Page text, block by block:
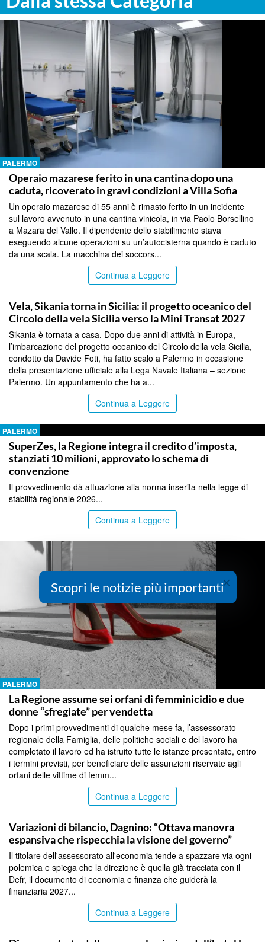
PALERMO
Operaio mazarese ferito in una cantina dopo una
caduta, ricoverato in gravi condizioni a Villa Sofia
Un operaio mazarese di 55 anni è rimasto ferito in un incidente
sul lavoro avvenuto in una cantina vinicola, in via Paolo Borsellino
a Mazara del Vallo. Il dipendente dello stabilimento stava
eseguendo alcune operazioni su un’autocisterna quando è caduto
da una scala. La macchina dei soccors...
Continua a Leggere
Vela, Sikania torna in Sicilia: il progetto oceanico del
Circolo della vela Sicilia verso la Mini Transat 2027
Sikania è tornata a casa. Dopo due anni di attività in Europa,
l’imbarcazione del progetto oceanico del Circolo della vela Sicilia,
condotto da Davide Foti, ha fatto scalo a Palermo in occasione
della presentazione ufficiale alla Lega Navale Italiana – sezione
Palermo. Un appuntamento che ha a...
Continua a Leggere
PALERMO
SuperZes, la Regione integra il credito d’imposta,
stanziati 10 milioni, approvato lo schema di
convenzione
Il provvedimento dà attuazione alla norma inserita nella legge di
stabilità regionale 2026...
Continua a Leggere
PALERMO
La Regione assume sei orfani di femminicidio e due
donne “sfregiate” per vendetta
Dopo i primi provvedimenti di qualche mese fa, l’assessorato
regionale della Famiglia, delle politiche sociali e del lavoro ha
completato il lavoro ed ha istruito tutte le istanze presentate, entro
i termini previsti, per beneficiare delle assunzioni riservate agli
orfani delle vittime di femm...
Continua a Leggere
Variazioni di bilancio, Dagnino: “Ottava manovra
espansiva che rispecchia la visione del governo”
Il titolare dell'assessorato all'economia tende a spazzare via ogni
polemica e spiega che la direzione è quella già tracciata con il
Defr, il documento di economia e finanza che guiderà la
finanziaria 2027...
Continua a Leggere
×
Scopri le notizie più importanti